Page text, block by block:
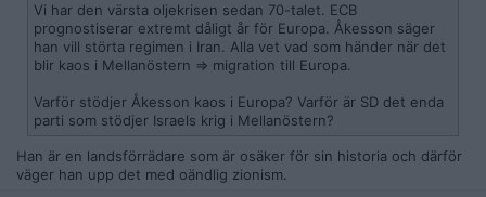
Vi har den värsta oljekrisen sedan 70-talet. ECB
prognostiserar extremt dåligt år för Europa. Åkesson säger
han vill störta regimen i Iran. Alla vet vad som händer när det
blir kaos i Mellanöstern => migration till Europa.
Varför stödjer Åkesson kaos i Europa? Varför är SD det enda
parti som stödjer Israels krig i Mellanöstern?
Han är en landsförrädare som är osäker för sin historia och därför
väger han upp det med oändlig zionism.